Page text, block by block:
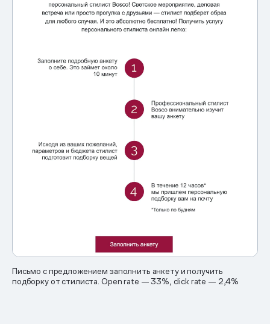
Письмо с предложением заполнить анкету и получить
подборку от стилиста. Open rate — 33%, click rate — 2,4%